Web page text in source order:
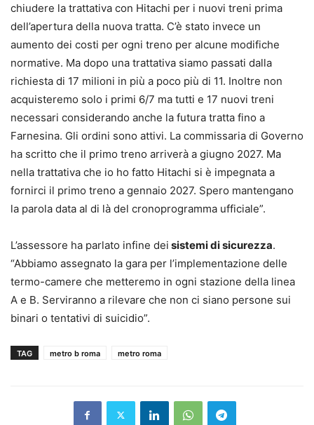
chiudere la trattativa con Hitachi per i nuovi treni prima
dell’apertura della nuova tratta. C’è stato invece un
aumento dei costi per ogni treno per alcune modifiche
normative. Ma dopo una trattativa siamo passati dalla
richiesta di 17 milioni in più a poco più di 11. Inoltre non
acquisteremo solo i primi 6/7 ma tutti e 17 nuovi treni
necessari considerando anche la futura tratta fino a
Farnesina. Gli ordini sono attivi. La commissaria di Governo
ha scritto che il primo treno arriverà a giugno 2027. Ma
nella trattativa che io ho fatto Hitachi si è impegnata a
fornirci il primo treno a gennaio 2027. Spero mantengano
la parola data al di là del cronoprogramma ufficiale”.
L’assessore ha parlato infine dei sistemi di sicurezza.
“Abbiamo assegnato la gara per l’implementazione delle
termo-camere che metteremo in ogni stazione della linea
A e B. Serviranno a rilevare che non ci siano persone sui
binari o tentativi di suicidio”.
TAG metro b roma metro roma